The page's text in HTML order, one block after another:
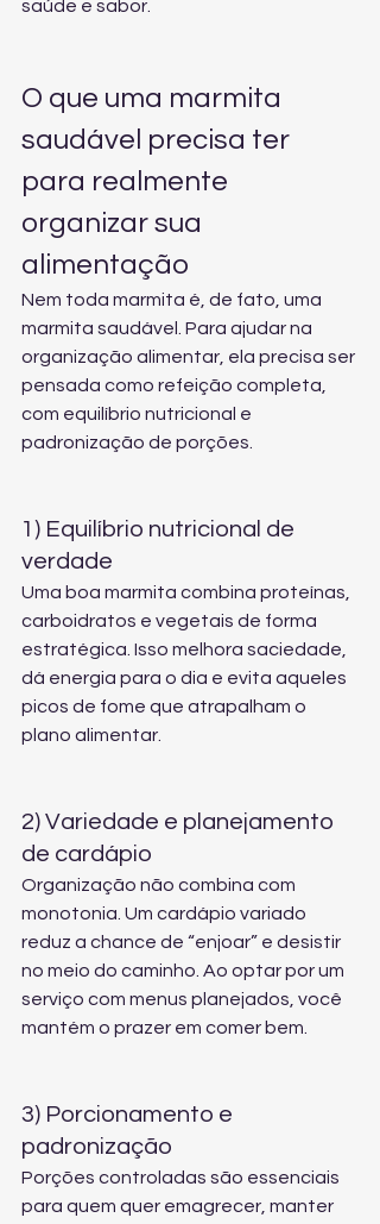
saúde e sabor.
O que uma marmita
saudável precisa ter
para realmente
organizar sua
alimentação
Nem toda marmita é, de fato, uma
marmita saudável. Para ajudar na
organização alimentar, ela precisa ser
pensada como refeição completa,
com equilíbrio nutricional e
padronização de porções.
1) Equilíbrio nutricional de
verdade
Uma boa marmita combina proteínas,
carboidratos e vegetais de forma
estratégica. Isso melhora saciedade,
dá energia para o dia e evita aqueles
picos de fome que atrapalham o
plano alimentar.
2) Variedade e planejamento
de cardápio
Organização não combina com
monotonia. Um cardápio variado
reduz a chance de “enjoar” e desistir
no meio do caminho. Ao optar por um
serviço com menus planejados, você
mantém o prazer em comer bem.
3) Porcionamento e
padronização
Porções controladas são essenciais
para quem quer emagrecer, manter